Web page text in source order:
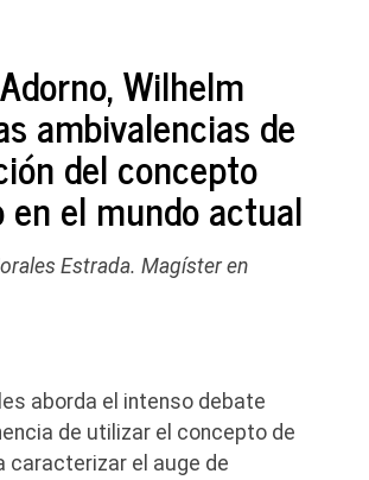
Wilhelm
ambivalencias de
del concepto
el mundo actual
Estrada. Magíster en
aborda el intenso debate
de utilizar el concepto de
caracterizar el auge de